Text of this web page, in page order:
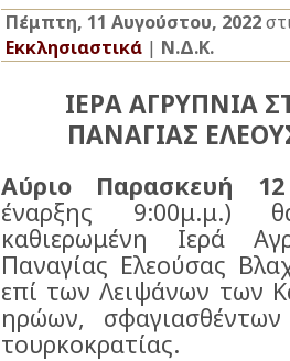
Πέμπτη, 11 Αυγούστου, 2022
Εκκλησιαστικά | Ν.Δ.Κ.
ΙΕΡΑ ΑΓΡΥΠΝΙΑ
ΠΑΝΑΓΙΑΣ
Αύριο Παρασκευή
έναρξης 9:00μ.μ.)
καθιερωμένη Ιερά
Παναγίας Ελεούσας
επί των Λειψάνων των
ηρώων,
τουρκοκρατίας.